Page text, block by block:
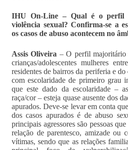
IHU On-Line – Qual é o perfil
violência sexual? Confirma-se a
os casos de abuso acontecem no
Assis Oliveira – O perfil majoritário
crianças/adolescentes mulheres
residentes de bairros da periferia e do
com escolaridade de primeiro grau
que este dado da escolaridade –
raça/cor – esteja quase ausente dos
apurados. Deve-se levar em conta
dos casos apurados é de abuso
principais agressores são pessoas
relação de parentesco, amizade ou
vítimas, sendo que as relações